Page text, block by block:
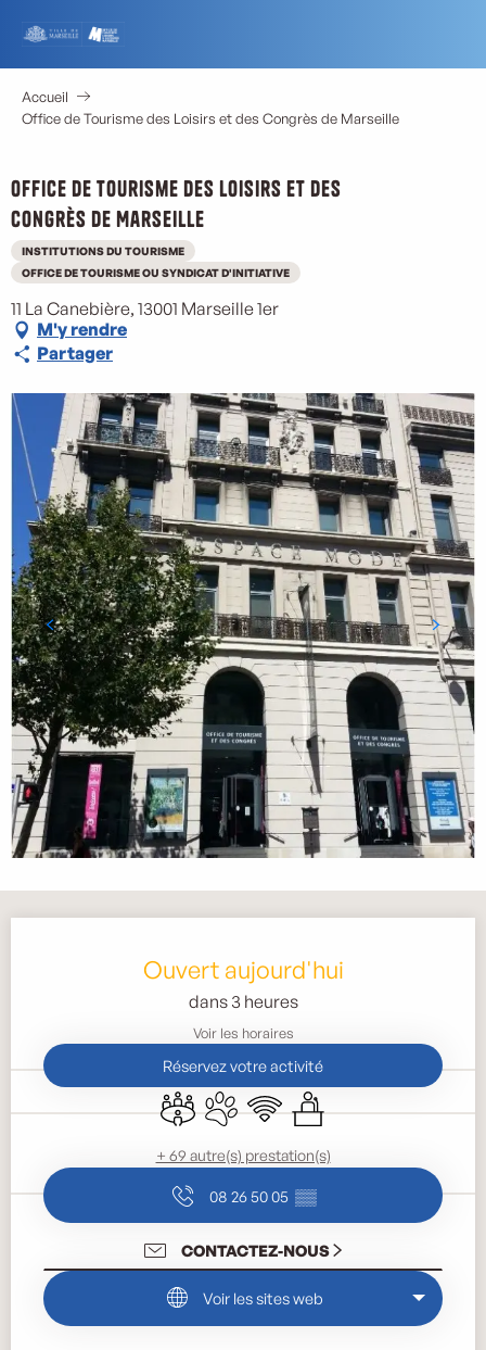
contenu
principal
Accueil
Office de Tourisme des Loisirs et des Congrès de Marseille
Office de Tourisme des Loisirs et des
Congrès de Marseille
INSTITUTIONS DU TOURISME
OFFICE DE TOURISME OU SYNDICAT D'INITIATIVE
11 La Canebière, 13001 Marseille 1er
M'y rendre
Partager
Ouvert aujourd'hui
dans 3 heures
Voir les horaires
Réservez votre activité
Salle de réunion
Animaux acceptés
WiFi Séminaires
+ 69 autre(s) prestation(s)
08 26 50 05 ▒▒
CONTACTEZ-NOUS
Voir les sites web